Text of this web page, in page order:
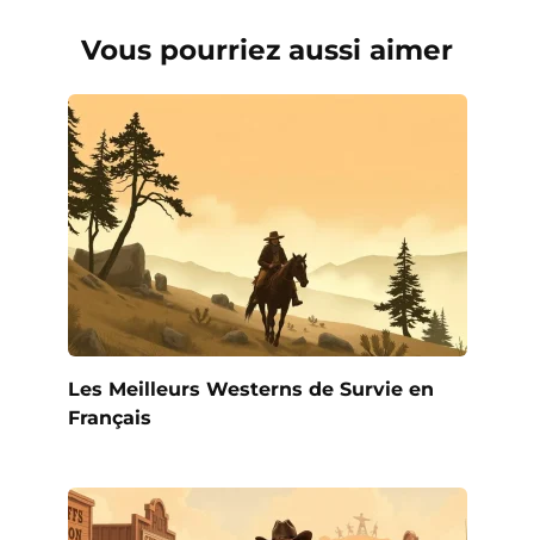
Vous pourriez aussi aimer
Les Meilleurs Westerns de Survie en
Français